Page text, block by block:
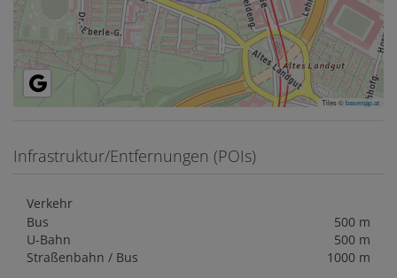
Tiles ©basemap.at
Infrastruktur/Entfernungen (POIs)
Verkehr
Bus
500 m
U-Bahn
500 m
Straßenbahn / Bus
1000 m